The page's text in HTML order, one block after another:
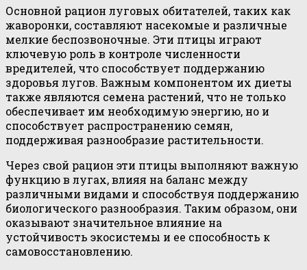
Основной рацион луговых обитателей, таких как
жаворонки, составляют насекомые и различные
мелкие беспозвоночные. Эти птицы играют
ключевую роль в контроле численности
вредителей, что способствует поддержанию
здоровья лугов. Важным компонентом их диеты
также являются семена растений, что не только
обеспечивает им необходимую энергию, но и
способствует распространению семян,
поддерживая разнообразие растительности.
Через свой рацион эти птицы выполняют важную
функцию в лугах, влияя на баланс между
различными видами и способствуя поддержанию
биологического разнообразия. Таким образом, они
оказывают значительное влияние на
устойчивость экосистемы и ее способность к
самовосстановлению.